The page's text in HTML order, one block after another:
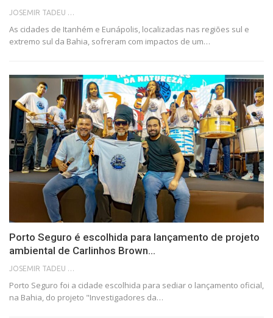
JOSEMIR TADEU FONSECA
As cidades de Itanhém e Eunápolis, localizadas nas regiões sul e
extremo sul da Bahia, sofreram com impactos de um…
Porto Seguro é escolhida para lançamento de projeto
ambiental de Carlinhos Brown…
Porto Seguro foi a cidade escolhida para sediar o lançamento oficial,
na Bahia, do projeto "Investigadores da…